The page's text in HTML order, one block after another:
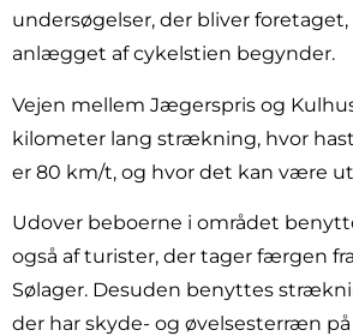
undersøgelser, der bliver
anlægget af cykelstien begynder.
Vejen mellem Jægerspris og
kilometer lang strækning, hvor
er 80 km/t, og hvor det kan være
Udover beboerne i området
også af turister, der tager færgen
Sølager. Desuden benyttes
der har skyde- og øvelsesterræn